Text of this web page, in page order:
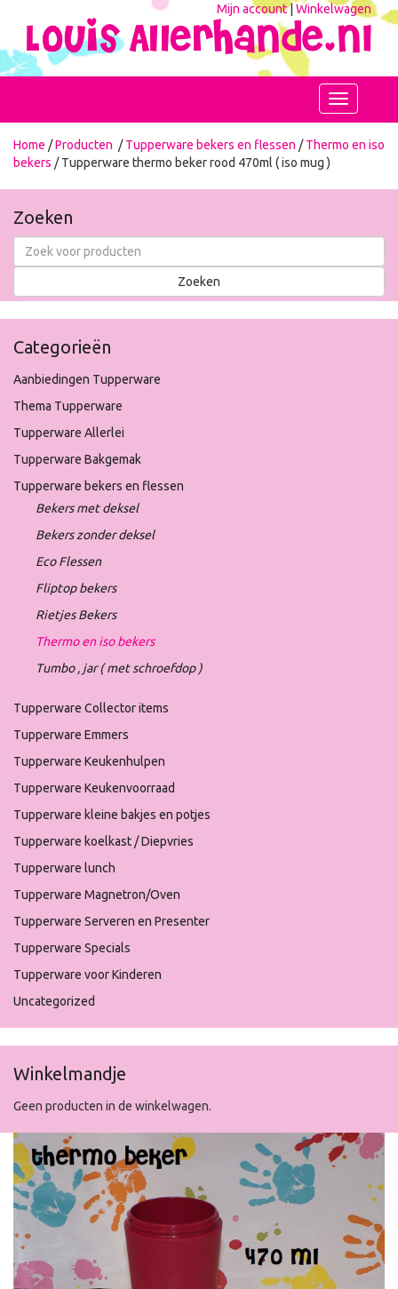
Mijn account|Winkelwagen
Toggle
navigation
Home /Producten /Tupperware bekers en flessen /Thermo en iso
bekers / Tupperware thermo beker rood 470ml ( iso mug )
Zoeken
Categorieën
Aanbiedingen Tupperware
Thema Tupperware
Tupperware Allerlei
Tupperware Bakgemak
Tupperware bekers en flessen
Bekers met deksel
Bekers zonder deksel
Eco Flessen
Fliptop bekers
Rietjes Bekers
Thermo en iso bekers
Tumbo , jar ( met schroefdop )
Tupperware Collector items
Tupperware Emmers
Tupperware Keukenhulpen
Tupperware Keukenvoorraad
Tupperware kleine bakjes en potjes
Tupperware koelkast / Diepvries
Tupperware lunch
Tupperware Magnetron/Oven
Tupperware Serveren en Presenter
Tupperware Specials
Tupperware voor Kinderen
Uncategorized
Winkelmandje
Geen producten in de winkelwagen.